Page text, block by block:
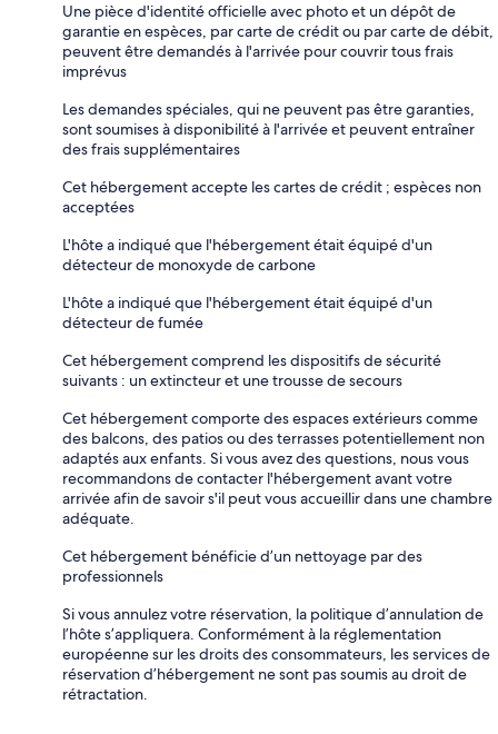
Une pièce d'identité officielle avec photo et un dépôt de
garantie en espèces, par carte de crédit ou par carte de débit,
peuvent être demandés à l'arrivée pour couvrir tous frais
imprévus
Les demandes spéciales, qui ne peuvent pas être garanties,
sont soumises à disponibilité à l'arrivée et peuvent entraîner
des frais supplémentaires
Cet hébergement accepte les cartes de crédit ; espèces non
acceptées
L'hôte a indiqué que l'hébergement était équipé d'un
détecteur de monoxyde de carbone
L'hôte a indiqué que l'hébergement était équipé d'un
détecteur de fumée
Cet hébergement comprend les dispositifs de sécurité
suivants : un extincteur et une trousse de secours
Cet hébergement comporte des espaces extérieurs comme
des balcons, des patios ou des terrasses potentiellement non
adaptés aux enfants. Si vous avez des questions, nous vous
recommandons de contacter l'hébergement avant votre
arrivée afin de savoir s'il peut vous accueillir dans une chambre
adéquate.
Cet hébergement bénéficie d’un nettoyage par des
professionnels
Si vous annulez votre réservation, la politique d’annulation de
l’hôte s’appliquera. Conformément à la réglementation
européenne sur les droits des consommateurs, les services de
réservation d’hébergement ne sont pas soumis au droit de
rétractation.